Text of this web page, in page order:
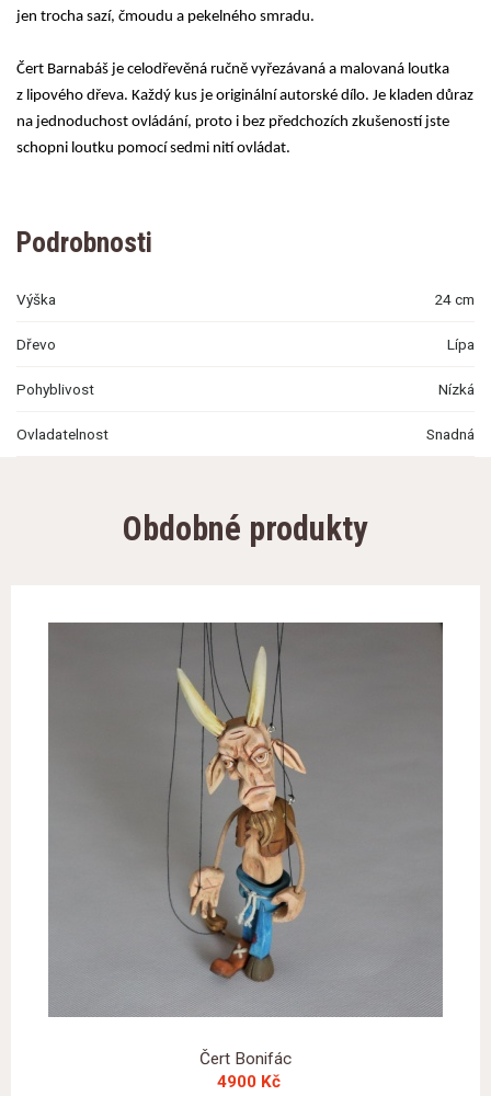
jen trocha sazí, čmoudu a pekelného smradu.
Čert Barnabáš je celodřevěná ručně vyřezávaná a malovaná loutka
z lipového dřeva. Každý kus je originální autorské dílo. Je kladen důraz
na jednoduchost ovládání, proto i bez předchozích zkušeností jste
schopni loutku pomocí sedmi nití ovládat.
Podrobnosti
Výška 24 cm
Dřevo Lípa
Pohyblivost Nízká
Ovladatelnost Snadná
Obdobné produkty
Čert Bonifác
4900 Kč